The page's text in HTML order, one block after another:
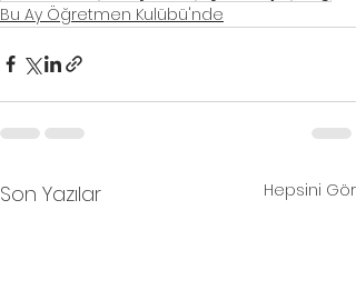
Bu Ay Öğretmen Kulübü'nde
Son Yazılar Hepsini Gör